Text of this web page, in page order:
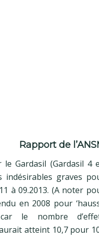
Rapport de
Gardasil (Gardasil 4
indésirables graves
à 09.2013. (A noter
en 2008 pour
car le nombre
atteint 10,7 pour